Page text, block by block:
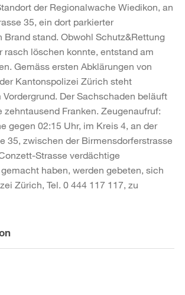
der Regionalwache Wiedikon, an
35, ein dort parkierter
Brand stand. Obwohl Schutz&Rettung
rasch löschen konnte, entstand am
Gemäss ersten Abklärungen von
Kantonspolizei Zürich steht
Der Sachschaden beläuft
zehntausend Franken. Zeugenaufruf:
gegen 02:15 Uhr, im Kreis 4, an der
35, zwischen der Birmensdorferstrasse
Strasse verdächtige
haben, werden gebeten, sich
Zürich, Tel. 0 444 117 117, zu